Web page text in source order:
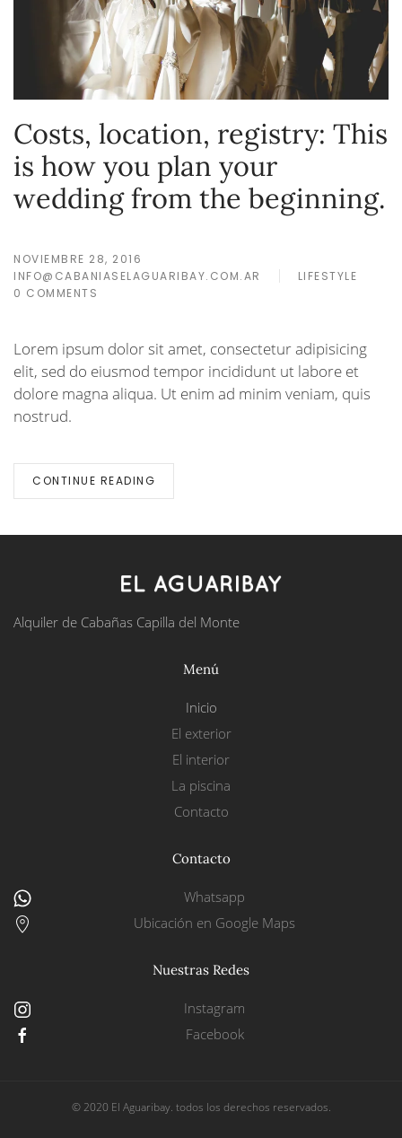
Costs, location, registry: This
is how you plan your
wedding from the beginning.
NOVIEMBRE 28, 2016
INFO@CABANIASELAGUARIBAY.COM.AR
LIFESTYLE
0 COMMENTS
Lorem ipsum dolor sit amet, consectetur adipisicing
elit, sed do eiusmod tempor incididunt ut labore et
dolore magna aliqua. Ut enim ad minim veniam, quis
nostrud.
CONTINUE READING
Alquiler de Cabañas Capilla del Monte
Menú
Inicio
El exterior
El interior
La piscina
Contacto
Contacto
Whatsapp
Ubicación en Google Maps
Nuestras Redes
Instagram
Facebook
© 2020 El Aguaribay. todos los derechos reservados.